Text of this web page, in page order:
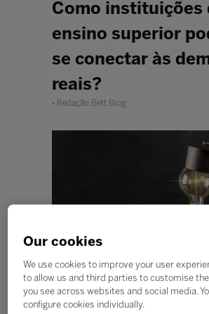
Como instituições
ensino superior
se conectar às
reais?
Redação Bett Blog
Agilidade na revisão e
Our cookies
We use cookies to improve your user
to allow us and third parties to customise
you see across websites and social media.
configure cookies individually.